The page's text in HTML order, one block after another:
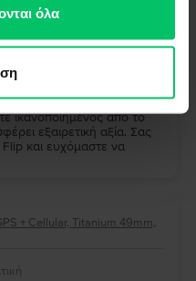
όλα
σας!
ικανοποιημένος από το
εξαιρετική αξία. Σας
και ευχόμαστε να
+ Cellular, Titanium 49mm,